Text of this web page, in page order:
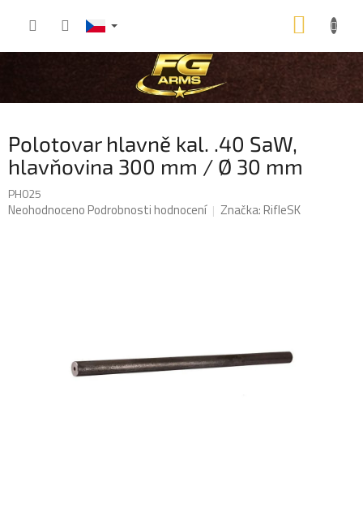
KOŠÍK
Polotovar hlavně kal. .40 SaW,
hlavňovina 300 mm / Ø 30 mm
PH025
Průměrné
NeohodnocenoPodrobnosti hodnocení Značka:RifleSK